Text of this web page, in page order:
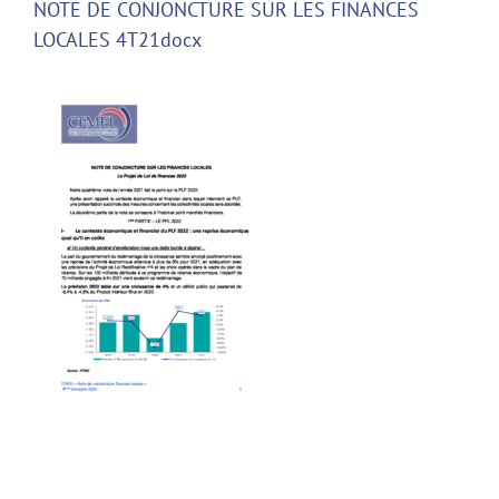
NOTE DE CONJONCTURE SUR LES FINANCES
LOCALES 4T21docx